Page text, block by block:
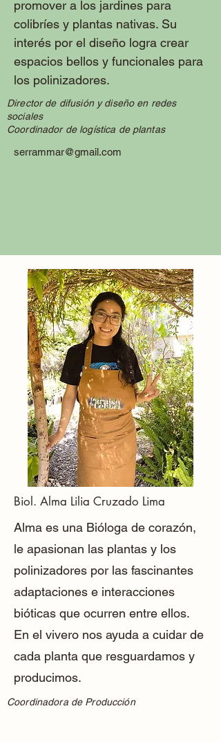
promover a los jardines para
colibríes y plantas nativas. Su
interés por el diseño logra crear
espacios bellos y funcionales para
los polinizadores.
Director de difusión y diseño en redes
sociales
Coordinador de logística de plantas
serrammar@gmail.com
Biol. Alma Lilia Cruzado Lima
Alma es una Bióloga de corazón,
le apasionan las plantas y los
polinizadores por las fascinantes
adaptaciones e interacciones
bióticas que ocurren entre ellos.
En el vivero nos ayuda a cuidar de
cada planta que resguardamos y
producimos.
Coordinadora de Producción